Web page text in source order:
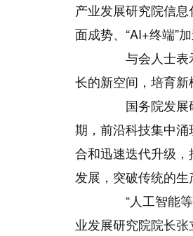
产业发展研究院信
面成势、“AI+终端”
与会人士表示
长的新空间，培育新
国务院发展研
期，前沿科技集中
合和迅速迭代升级
发展，突破传统的生
“人工智能等
业发展研究院院长